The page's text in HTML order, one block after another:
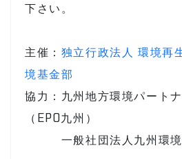
下さい。
主催： 独立行政法人 環境
境基金部
協力：九州地方環境パート
（EPO九州）
一般社団法人九州環境